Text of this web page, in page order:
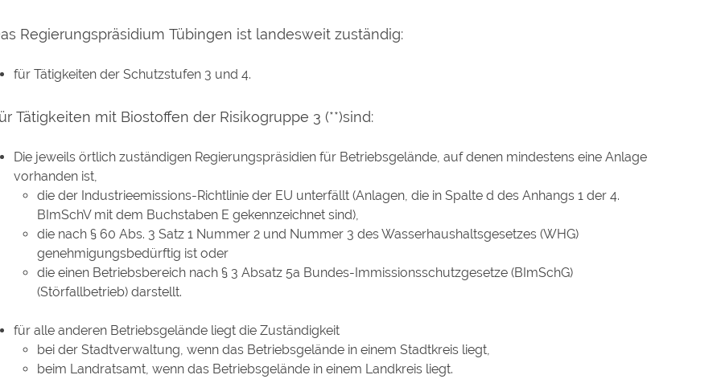
Regierungspräsidium Tübingen ist landesweit zuständig:
für Tätigkeiten der Schutzstufen 3 und 4.
Tätigkeiten mit Biostoffen der Risikogruppe 3 (**)sind:
Die jeweils örtlich zuständigen Regierungspräsidien für Betriebsgelände, auf denen mindestens eine Anlage
vorhanden ist,
die der Industrieemissions-Richtlinie der EU unterfällt (Anlagen, die in Spalte d des Anhangs 1 der 4.
BImSchV mit dem Buchstaben E gekennzeichnet sind),
die nach § 60 Abs. 3 Satz 1 Nummer 2 und Nummer 3 des Wasserhaushaltsgesetzes (WHG)
genehmigungsbedürftig ist oder
die einen Betriebsbereich nach § 3 Absatz 5a Bundes-Immissionsschutzgesetze (BImSchG)
(Störfallbetrieb) darstellt.
für alle anderen Betriebsgelände liegt die Zuständigkeit
bei der Stadtverwaltung, wenn das Betriebsgelände in einem Stadtkreis liegt,
beim Landratsamt, wenn das Betriebsgelände in einem Landkreis liegt.